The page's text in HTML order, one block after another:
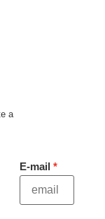
a
E-mail